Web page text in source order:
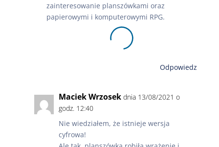
zainteresowanie planszówkami oraz
papierowymi i komputerowymi RPG.
Odpowiedz
Maciek Wrzosek dnia 13/08/2021 o
godz. 12:40
Nie wiedziałem, że istnieje wersja
cyfrowa!